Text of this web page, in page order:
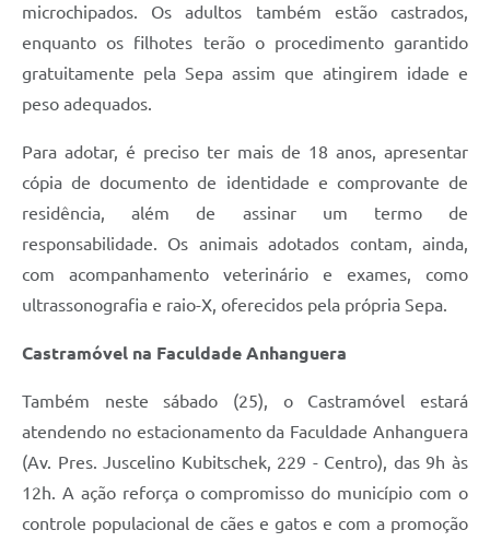
microchipados. Os adultos também estão castrados,
enquanto os filhotes terão o procedimento garantido
gratuitamente pela Sepa assim que atingirem idade e
peso adequados.
Para adotar, é preciso ter mais de 18 anos, apresentar
cópia de documento de identidade e comprovante de
residência, além de assinar um termo de
responsabilidade. Os animais adotados contam, ainda,
com acompanhamento veterinário e exames, como
ultrassonografia e raio-X, oferecidos pela própria Sepa.
Castramóvel na Faculdade Anhanguera
Também neste sábado (25), o Castramóvel estará
atendendo no estacionamento da Faculdade Anhanguera
(Av. Pres. Juscelino Kubitschek, 229 - Centro), das 9h às
12h. A ação reforça o compromisso do município com o
controle populacional de cães e gatos e com a promoção